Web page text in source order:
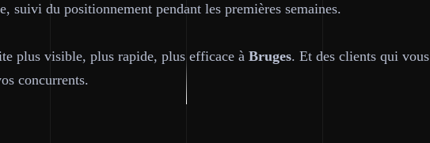
suivi du positionnement pendant les premières semaines.
plus visible, plus rapide, plus efficace à Bruges. Et des clients qui vous
concurrents.